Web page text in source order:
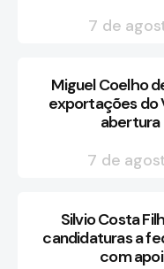
7 de
Miguel Coelho
exportações do
abertura
7 de
Silvio Costa
candidaturas a
com